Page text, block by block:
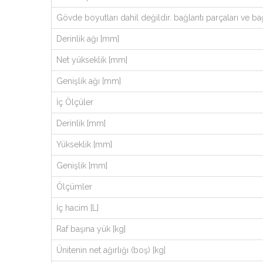
Gövde boyutları dahil değildir. bağlantı parçaları ve
Derinlik ağı [mm]
Net yükseklik [mm]
Genişlik ağı [mm]
İç Ölçüler
Derinlik [mm]
Yükseklik [mm]
Genişlik [mm]
Ölçümler
İç hacim [L]
Raf başına yük [kg]
Ünitenin net ağırlığı (boş) [kg]